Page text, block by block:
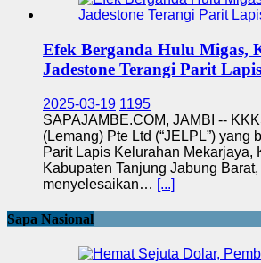
Efek Berganda Hulu Migas,
Jadestone Terangi Parit Lapis
2025-03-19 1195
SAPAJAMBE.COM, JAMBI --
(Lemang) Pte Ltd (“JELPL”) yang
Parit Lapis Kelurahan Mekarjaya,
Kabupaten Tanjung Jabung Barat,
menyelesaikan… [...]
Sapa Nasional